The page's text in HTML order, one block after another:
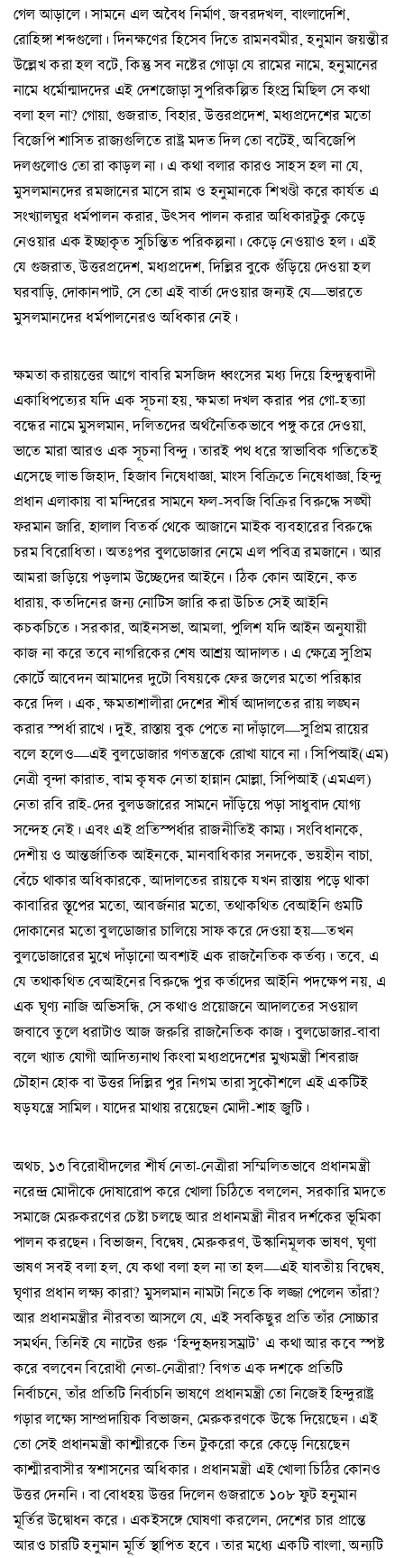
গেল আড়ালে। সামনে এল অবৈধ নির্মাণ, জবরদখল, বাংলাদেশি,
রোহিঙ্গা শব্দগুলো। দিনক্ষণের হিসেব দিতে রামনবমীর, হনুমান জয়ন্তীর
উল্লেখ করা হল বটে, কিন্তু সব নষ্টের গোড়া যে রামের নামে, হনুমানের
নামে ধর্মোন্মাদদের এই দেশজোড়া সুপরিকল্পিত হিংস্র মিছিল সে কথা
বলা হল না? গোয়া, গুজরাত, বিহার, উত্তরপ্রদেশ, মধ্যপ্রদেশের মতো
বিজেপি শাসিত রাজ্যগুলিতে রাষ্ট্র মদত দিল তো বটেই, অবিজেপি
দলগুলোও তো রা কাড়ল না। এ কথা বলার কারও সাহস হল না যে,
মুসলমানদের রমজানের মাসে রাম ও হনুমানকে শিখণ্ডী করে কার্যত এ
সংখ্যালঘুর ধর্মপালন করার, উৎসব পালন করার অধিকারটুকু কেড়ে
নেওয়ার এক ইচ্ছাকৃত সুচিন্তিত পরিকল্পনা। কেড়ে নেওয়াও হল। এই
যে গুজরাত, উত্তরপ্রদেশ, মধ্যপ্রদেশ, দিল্লির বুকে গুঁড়িয়ে দেওয়া হল
ঘরবাড়ি, দোকানপাট, সে তো এই বার্তা দেওয়ার জন্যই যে—ভারতে
মুসলমানদের ধর্মপালনেরও অধিকার নেই।
ক্ষমতা করায়ত্তের আগে বাবরি মসজিদ ধ্বংসের মধ্য দিয়ে হিন্দুত্ববাদী
একাধিপত্যের যদি এক সূচনা হয়, ক্ষমতা দখল করার পর গো-হত্যা
বন্ধের নামে মুসলমান, দলিতদের অর্থনৈতিকভাবে পঙ্গু করে দেওয়া,
ভাতে মারা আরও এক সূচনা বিন্দু। তারই পথ ধরে স্বাভাবিক গতিতেই
এসেছে লাভ জিহাদ, হিজাব নিষেধাজ্ঞা, মাংস বিক্রিতে নিষেধাজ্ঞা, হিন্দু
প্রধান এলাকায় বা মন্দিরের সামনে ফল-সবজি বিক্রির বিরুদ্ধে সঙ্ঘী
ফরমান জারি, হালাল বিতর্ক থেকে আজানে মাইক ব্যবহারের বিরুদ্ধে
চরম বিরোধিতা। অতঃপর বুলডোজার নেমে এল পবিত্র রমজানে। আর
আমরা জড়িয়ে পড়লাম উচ্ছেদের আইনে। ঠিক কোন আইনে, কত
ধারায়, কতদিনের জন্য নোটিস জারি করা উচিত সেই আইনি
কচকচিতে। সরকার, আইনসভা, আমলা, পুলিশ যদি আইন অনুযায়ী
কাজ না করে তবে নাগরিকের শেষ আশ্রয় আদালত। এ ক্ষেত্রে সুপ্রিম
কোর্টে আবেদন আমাদের দুটো বিষয়কে ফের জলের মতো পরিষ্কার
করে দিল। এক, ক্ষমতাশালীরা দেশের শীর্ষ আদালতের রায় লঙ্ঘন
করার স্পর্ধা রাখে। দুই, রাস্তায় বুক পেতে না দাঁড়ালে—সুপ্রিম রায়ের
বলে হলেও—এই বুলডোজার গণতন্ত্রকে রোখা যাবে না। সিপিআই(এম)
নেত্রী বৃন্দা কারাত, বাম কৃষক নেতা হান্নান মোল্লা, সিপিআই (এমএল)
নেতা রবি রাই-দের বুলডজারের সামনে দাঁড়িয়ে পড়া সাধুবাদ যোগ্য
সন্দেহ নেই। এবং এই প্রতিস্পর্ধার রাজনীতিই কাম্য। সংবিধানকে,
দেশীয় ও আন্তর্জাতিক আইনকে, মানবাধিকার সনদকে, ভয়হীন বাচা,
বেঁচে থাকার অধিকারকে, আদালতের রায়কে যখন রাস্তায় পড়ে থাকা
কাবারির স্তূপের মতো, আবর্জনার মতো, তথাকথিত বেআইনি গুমটি
দোকানের মতো বুলডোজার চালিয়ে সাফ করে দেওয়া হয়—তখন
বুলডোজারের মুখে দাঁড়ানো অবশ্যই এক রাজনৈতিক কর্তব্য। তবে, এ
যে তথাকথিত বেআইনের বিরুদ্ধে পুর কর্তাদের আইনি পদক্ষেপ নয়, এ
এক ঘৃণ্য নাজি অভিসন্ধি, সে কথাও প্রয়োজনে আদালতের সওয়াল
জবাবে তুলে ধরাটাও আজ জরুরি রাজনৈতিক কাজ। বুলডোজার-বাবা
বলে খ্যাত যোগী আদিত্যনাথ কিংবা মধ্যপ্রদেশের মুখ্যমন্ত্রী শিবরাজ
চৌহান হোক বা উত্তর দিল্লির পুর নিগম তারা সুকৌশলে এই একটিই
ষড়যন্ত্রে সামিল। যাদের মাথায় রয়েছেন মোদী-শাহ জুটি।
অথচ, ১৩ বিরোধীদলের শীর্ষ নেতা-নেত্রীরা সম্মিলিতভাবে প্রধানমন্ত্রী
নরেন্দ্র মোদীকে দোষারোপ করে খোলা চিঠিতে বললেন, সরকারি মদতে
সমাজে মেরুকরণের চেষ্টা চলছে আর প্রধানমন্ত্রী নীরব দর্শকের ভূমিকা
পালন করছেন। বিভাজন, বিদ্বেষ, মেরুকরণ, উস্কানিমূলক ভাষণ, ঘৃণা
ভাষণ সবই বলা হল, যে কথা বলা হল না তা হল—এই যাবতীয় বিদ্বেষ,
ঘৃণার প্রধান লক্ষ্য কারা? মুসলমান নামটা নিতে কি লজ্জা পেলেন তাঁরা?
আর প্রধানমন্ত্রীর নীরবতা আসলে যে, এই সবকিছুর প্রতি তাঁর সোচ্চার
সমর্থন, তিনিই যে নাটের গুরু ‘হিন্দুহৃদয়সম্রাট’ এ কথা আর কবে স্পষ্ট
করে বলবেন বিরোধী নেতা-নেত্রীরা? বিগত এক দশকে প্রতিটি
নির্বাচনে, তাঁর প্রতিটি নির্বাচনি ভাষণে প্রধানমন্ত্রী তো নিজেই হিন্দুরাষ্ট্র
গড়ার লক্ষ্যে সাম্প্রদায়িক বিভাজন, মেরুকরণকে উস্কে দিয়েছেন। এই
তো সেই প্রধানমন্ত্রী কাশ্মীরকে তিন টুকরো করে কেড়ে নিয়েছেন
কাশ্মীরবাসীর স্বশাসনের অধিকার। প্রধানমন্ত্রী এই খোলা চিঠির কোনও
উত্তর দেননি। বা বোধহয় উত্তর দিলেন গুজরাতে ১০৮ ফুট হনুমান
মূর্তির উদ্বোধন করে। একইসঙ্গে ঘোষণা করলেন, দেশের চার প্রান্তে
আরও চারটি হনুমান মূর্তি স্থাপিত হবে। তার মধ্যে একটি বাংলা, অন্যটি